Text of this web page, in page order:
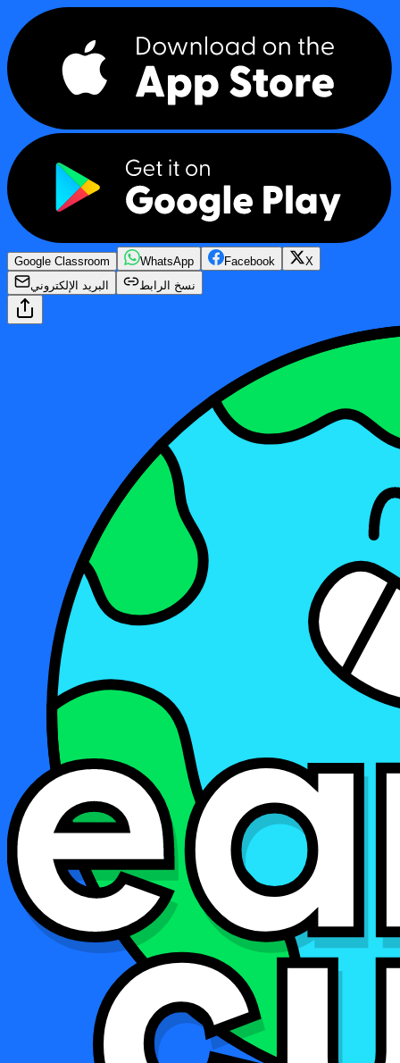
Google Classroom WhatsApp Facebook
X
البريد الإلكتروني
نسخ الرابط